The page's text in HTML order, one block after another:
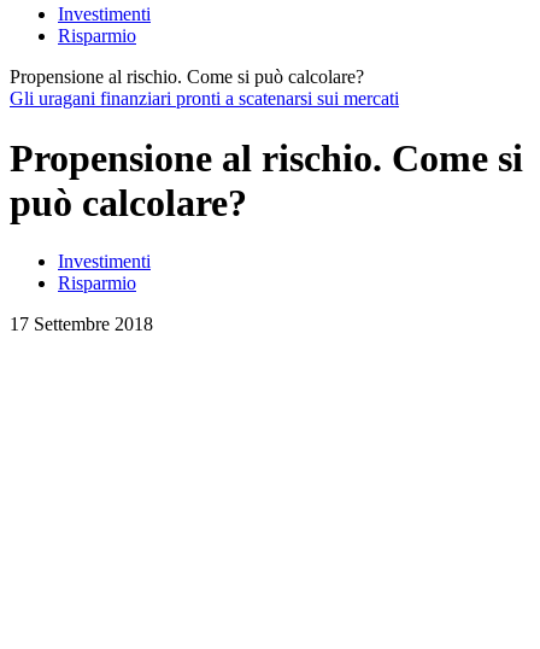
Investimenti
Risparmio
Propensione al rischio. Come si può calcolare?
Gli uragani finanziari pronti a scatenarsi sui mercati
Propensione al rischio. Come si
può calcolare?
Investimenti
Risparmio
17 Settembre 2018